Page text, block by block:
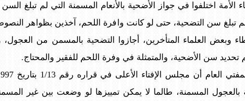
الأمة اختلفوا في جواز الأضحية بالأنعام المسمنة التي لم تبلغ
لم تبلغ سن التضحية، حتى لو كانت وافرة اللحم، آخذين بظواهر
وبعض العلماء المتأخرين، أجازوا التضحية بالمسمن من
سن الأضحية، والمتمثلة في وفرة اللحم للفقير والمحتاج.
بالعجول المسمنة، طالما لا يمكن تمييزها لو وضعت بين غير